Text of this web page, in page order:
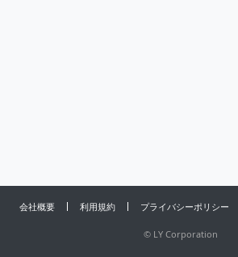
会社概要 利用規約 プライバシーポリシー
© LY Corporation